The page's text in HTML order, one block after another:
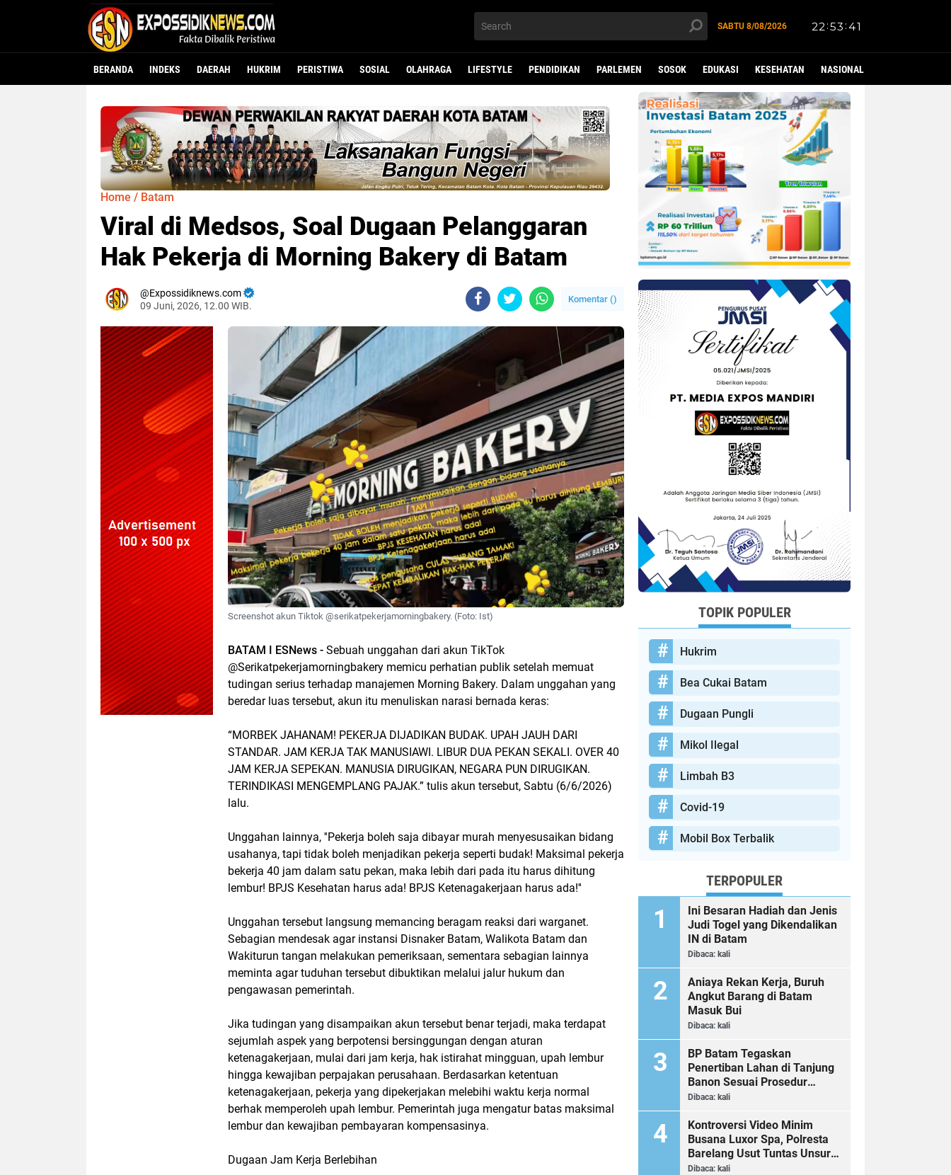
SABTU 8/08/2026
BERANDA INDEKS DAERAH HUKRIM PERISTIWA SOSIAL OLAHRAGA LIFESTYLE PENDIDIKAN PARLEMEN SOSOK EDUKASI KESEHATAN NASIONAL
Home / Batam
Viral di Medsos, Soal Dugaan Pelanggaran
Hak Pekerja di Morning Bakery di Batam
Expossidiknews.com
09 Juni, 2026, 12.00 WIB.
Komentar ()
Screenshot akun Tiktok @serikatpekerjamorningbakery. (Foto: Ist)
BATAM I ESNews - Sebuah unggahan dari akun TikTok
@Serikatpekerjamorningbakery memicu perhatian publik setelah memuat
tudingan serius terhadap manajemen Morning Bakery. Dalam unggahan yang
beredar luas tersebut, akun itu menuliskan narasi bernada keras:
“MORBEK JAHANAM! PEKERJA DIJADIKAN BUDAK. UPAH JAUH DARI
STANDAR. JAM KERJA TAK MANUSIAWI. LIBUR DUA PEKAN SEKALI. OVER 40
JAM KERJA SEPEKAN. MANUSIA DIRUGIKAN, NEGARA PUN DIRUGIKAN.
TERINDIKASI MENGEMPLANG PAJAK.” tulis akun tersebut, Sabtu (6/6/2026)
lalu.
Unggahan lainnya, ''Pekerja boleh saja dibayar murah menyesusaikan bidang
usahanya, tapi tidak boleh menjadikan pekerja seperti budak! Maksimal pekerja
bekerja 40 jam dalam satu pekan, maka lebih dari pada itu harus dihitung
lembur! BPJS Kesehatan harus ada! BPJS Ketenagakerjaan harus ada!''
Unggahan tersebut langsung memancing beragam reaksi dari warganet.
Sebagian mendesak agar instansi Disnaker Batam, Walikota Batam dan
Wakiturun tangan melakukan pemeriksaan, sementara sebagian lainnya
meminta agar tuduhan tersebut dibuktikan melalui jalur hukum dan
pengawasan pemerintah.
Jika tudingan yang disampaikan akun tersebut benar terjadi, maka terdapat
sejumlah aspek yang berpotensi bersinggungan dengan aturan
ketenagakerjaan, mulai dari jam kerja, hak istirahat mingguan, upah lembur
hingga kewajiban perpajakan perusahaan. Berdasarkan ketentuan
ketenagakerjaan, pekerja yang dipekerjakan melebihi waktu kerja normal
berhak memperoleh upah lembur. Pemerintah juga mengatur batas maksimal
lembur dan kewajiban pembayaran kompensasinya.
Dugaan Jam Kerja Berlebihan
TOPIK POPULER
Hukrim
Bea Cukai Batam
Dugaan Pungli
Mikol Ilegal
Limbah B3
Covid-19
Mobil Box Terbalik
TERPOPULER
Ini Besaran Hadiah dan Jenis
Judi Togel yang Dikendalikan
IN di Batam
Dibaca: kali
Aniaya Rekan Kerja, Buruh
Angkut Barang di Batam
Masuk Bui
Dibaca: kali
BP Batam Tegaskan
Penertiban Lahan di Tanjung
Banon Sesuai Prosedur
Hukum
Dibaca: kali
Kontroversi Video Minim
Busana Luxor Spa, Polresta
Barelang Usut Tuntas Unsur
Pelanggaran Hukum
Dibaca: kali